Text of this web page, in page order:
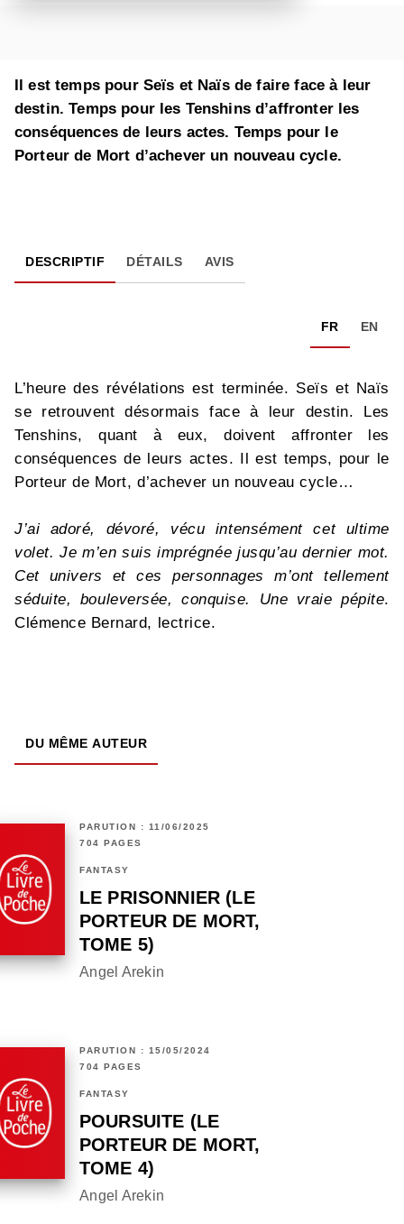
Il est temps pour Seïs et Naïs de faire face à leur
destin. Temps pour les Tenshins d’affronter les
conséquences de leurs actes. Temps pour le
Porteur de Mort d’achever un nouveau cycle.
DESCRIPTIF DÉTAILS AVIS
FR EN
L’heure des révélations est terminée. Seïs et Naïs
se retrouvent désormais face à leur destin. Les
Tenshins, quant à eux, doivent affronter les
conséquences de leurs actes. Il est temps, pour le
Porteur de Mort, d’achever un nouveau cycle…
J’ai adoré, dévoré, vécu intensément cet ultime
volet. Je m’en suis imprégnée jusqu’au dernier mot.
Cet univers et ces personnages m’ont tellement
séduite, bouleversée, conquise. Une vraie pépite.
Clémence Bernard, lectrice.
DU MÊME AUTEUR
PARUTION : 11/06/2025
704 PAGES
FANTASY
LE PRISONNIER (LE
PORTEUR DE MORT,
TOME 5)
Angel Arekin
PARUTION : 15/05/2024
704 PAGES
FANTASY
POURSUITE (LE
PORTEUR DE MORT,
TOME 4)
Angel Arekin